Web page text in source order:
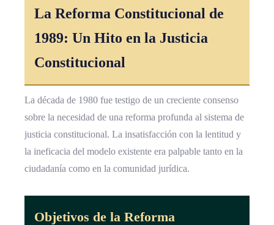
La Reforma Constitucional de
1989: Un Hito en la Justicia
Constitucional
La década de 1980 fue testigo de un creciente consenso
sobre la necesidad de una reforma profunda al sistema de
justicia constitucional. La insatisfacción con la lentitud y
la ineficacia del modelo existente era palpable tanto en la
ciudadanía como en la comunidad jurídica.
Objetivos de la Reforma